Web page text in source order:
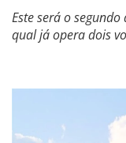
Este será o
qual já opera dois